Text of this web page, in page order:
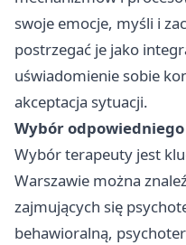
swoje emocje, myśli i
postrzegać je jako
uświadomienie sobie
akceptacja sytuacji.
Wybór
Wybór terapeuty jest
Warszawie można
zajmujących się
behawioralną,